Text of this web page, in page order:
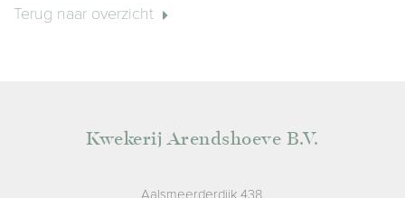
Terug naar overzicht
Kwekerij Arendshoeve B.V.
Aalsmeerderdijk 438,